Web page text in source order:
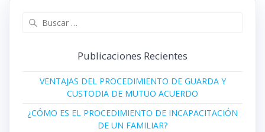
Publicaciones Recientes
VENTAJAS DEL PROCEDIMIENTO DE GUARDA Y
CUSTODIA DE MUTUO ACUERDO
¿CÓMO ES EL PROCEDIMIENTO DE INCAPACITACIÓN
DE UN FAMILIAR?